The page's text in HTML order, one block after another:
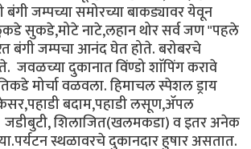
जम्पच्या समोरच्या बाकड्यावर येवून
सुकडे,मोटे नाटे,लहान थोर सर्व जण "पहले
जम्पचा आनंद घेत होते. बरोबरचे
जवळच्या दुकानात विंण्डो शाॅपिंग करावे
मोर्चा वळवला. हिमाचल स्पेशल ड्राय
बदाम,पहाडी लसूण,ॲपल
शिलाजित(खलमकडा) व इतर अनेक
स्थळावरचे दुकानदार हुषार असतात.